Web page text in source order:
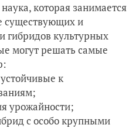
которая занимается
существующих и
гибридов культурных
могут решать самые
к
урожайности;
с особо крупными